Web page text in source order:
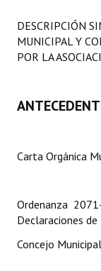
LEGISLACIÓN
Constitución
Reglamento
Organigrama
DESCRIPCIÓN
MUNICIPAL Y
POR LA
Carta Orgánica
Ordenanza
Declaraciones
Concejo